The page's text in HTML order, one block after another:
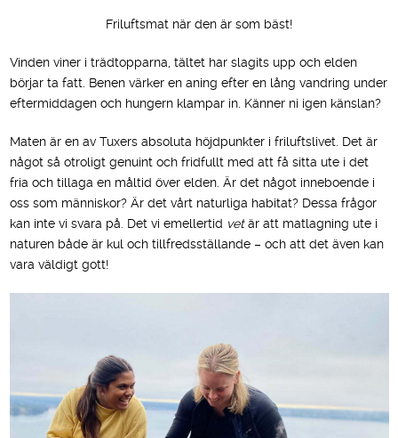
Friluftsmat när den är som bäst!
Vinden viner i trädtopparna, tältet har slagits upp och elden
börjar ta fatt. Benen värker en aning efter en lång vandring under
eftermiddagen och hungern klampar in. Känner ni igen känslan?
Maten är en av Tuxers absoluta höjdpunkter i friluftslivet. Det är
något så otroligt genuint och fridfullt med att få sitta ute i det
fria och tillaga en måltid över elden. Är det något inneboende i
oss som människor? Är det vårt naturliga habitat? Dessa frågor
kan inte vi svara på. Det vi emellertid vetär att matlagning ute i
naturen både är kul och tillfredsställande – och att det även kan
vara väldigt gott!